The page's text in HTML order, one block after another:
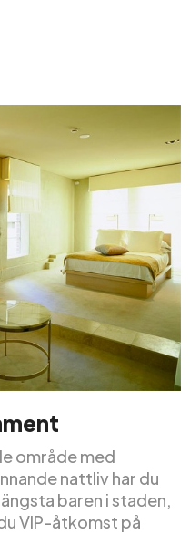
område med
nattliv har du
baren i staden,
VIP-åtkomst på